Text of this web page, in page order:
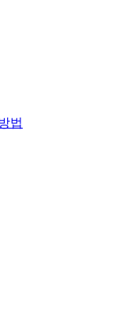
법